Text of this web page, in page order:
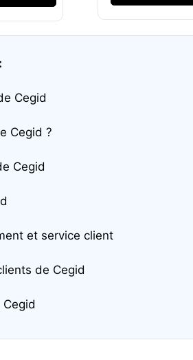
Cegid
Cegid ?
Cegid
et service client
de Cegid